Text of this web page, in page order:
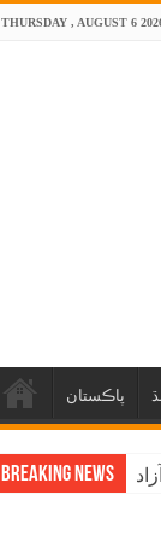
THURSDAY , AUGUST 6
پاڪستان
Breaking News